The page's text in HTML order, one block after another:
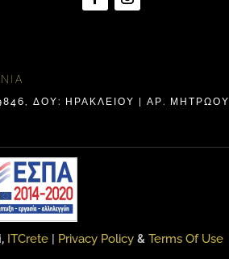
ΔΟΥ: ΗΡΑΚΛΕΊΟΥ | ΑΡ. ΜΗΤΡΩΟΥ
ITCrete| Privacy Policy& Terms Of Use